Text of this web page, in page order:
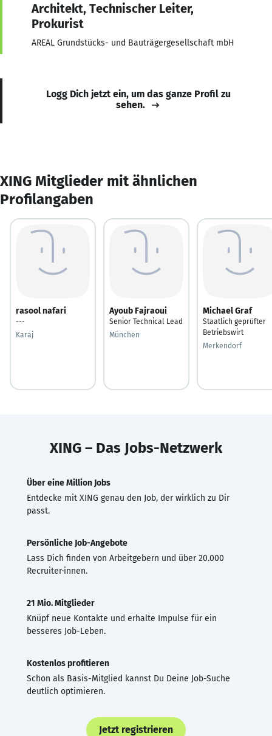
Architekt, Technischer Leiter,
Prokurist
AREAL Grundstücks- und Bauträgergesellschaft mbH
Logg Dich jetzt ein, um das ganze Profil zu
sehen.
XING Mitglieder mit ähnlichen
Profilangaben
rasool nafari
---
Karaj
Ayoub Fajraoui
Senior Technical Lead
München
Michael Graf
Staatlich geprüfter
Betriebswirt
Merkendorf
XING – Das Jobs-Netzwerk
Über eine Million Jobs
Entdecke mit XING genau den Job, der wirklich zu Dir
passt.
Persönliche Job-Angebote
Lass Dich finden von Arbeitgebern und über 20.000
Recruiter·innen.
21 Mio. Mitglieder
Knüpf neue Kontakte und erhalte Impulse für ein
besseres Job-Leben.
Kostenlos profitieren
Schon als Basis-Mitglied kannst Du Deine Job-Suche
deutlich optimieren.
Jetzt registrieren